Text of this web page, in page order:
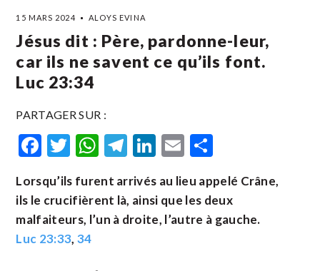
15 MARS 2024 ALOYS EVINA
Jésus dit : Père, pardonne-leur,
car ils ne savent ce qu’ils font.
Luc 23:34
PARTAGER SUR :
Facebook
Twitter
WhatsApp
Telegram
LinkedIn
Email
Lorsqu’ils furent arrivés au lieu appelé Crâne,
ils le crucifièrent là, ainsi que les deux
malfaiteurs, l’un à droite, l’autre à gauche.
Luc 23:33, 34